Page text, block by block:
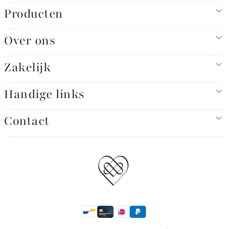
Producten
Over ons
Zakelijk
Handige links
Contact